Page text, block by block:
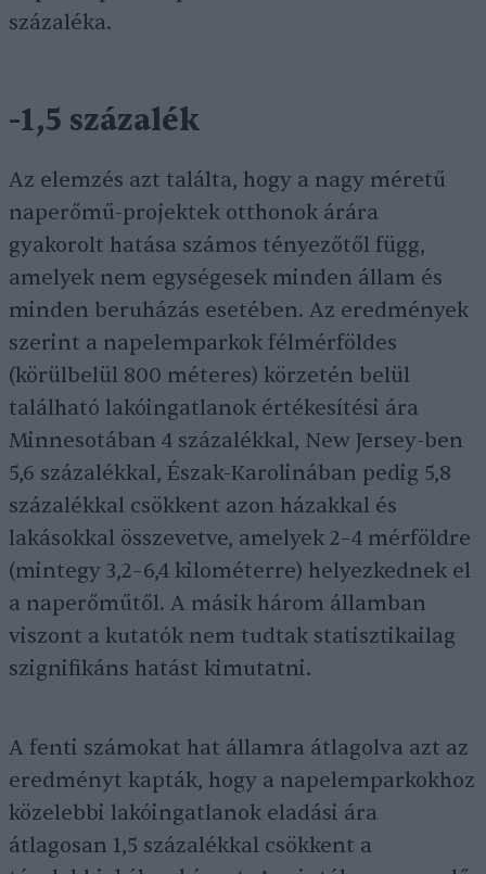
százaléka.
-1,5 százalék
Az elemzés azt találta, hogy a nagy méretű
naperőmű-projektek otthonok árára
gyakorolt hatása számos tényezőtől függ,
amelyek nem egységesek minden állam és
minden beruházás esetében. Az eredmények
szerint a napelemparkok félmérföldes
(körülbelül 800 méteres) körzetén belül
található lakóingatlanok értékesítési ára
Minnesotában 4 százalékkal, New Jersey-ben
5,6 százalékkal, Észak-Karolinában pedig 5,8
százalékkal csökkent azon házakkal és
lakásokkal összevetve, amelyek 2–4 mérföldre
(mintegy 3,2–6,4 kilométerre) helyezkednek el
a naperőműtől. A másik három államban
viszont a kutatók nem tudtak statisztikailag
szignifikáns hatást kimutatni.
A fenti számokat hat államra átlagolva azt az
eredményt kapták, hogy a napelemparkokhoz
közelebbi lakóingatlanok eladási ára
átlagosan 1,5 százalékkal csökkent a